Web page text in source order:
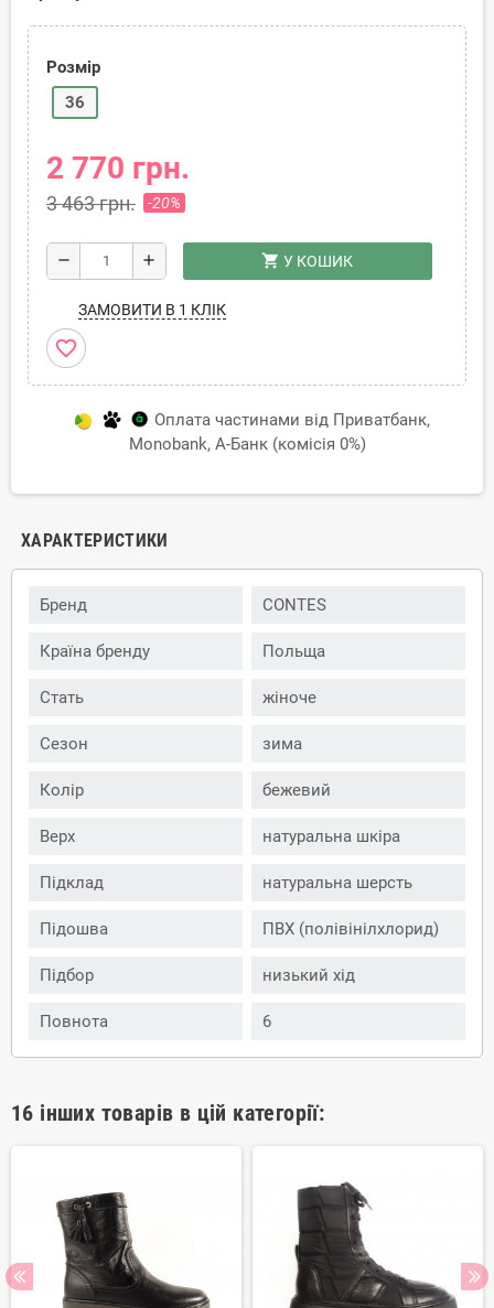
Розмір
36
2 770 грн.
3 463 грн. -20%
remove add shopping_cart У КОШИК
ЗАМОВИТИ В 1 КЛІК
favorite_border
Оплата частинами від Приватбанк,
Monobank, А-Банк (комісія 0%)
ХАРАКТЕРИСТИКИ
Бренд CONTES
Країна бренду Польща
Стать жіноче
Сезон зима
Колір бежевий
Верх натуральна шкіра
Підклад натуральна шерсть
Підошва ПВХ (полівінілхлорид)
Підбор низький хід
Повнота 6
16 інших товарів в цій категорії: